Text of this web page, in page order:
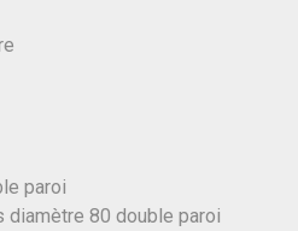
paroi
diamètre 80 double paroi